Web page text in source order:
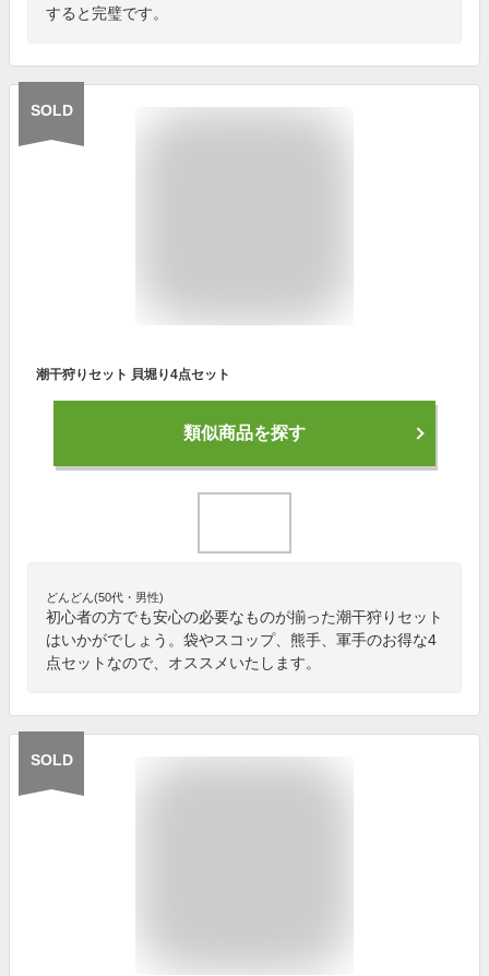
すると完璧です。
SOLD
潮干狩りセット 貝堀り4点セット
類似商品を探す
どんどん(50代・男性)
初心者の方でも安心の必要なものが揃った潮干狩りセット
はいかがでしょう。袋やスコップ、熊手、軍手のお得な4
点セットなので、オススメいたします。
SOLD